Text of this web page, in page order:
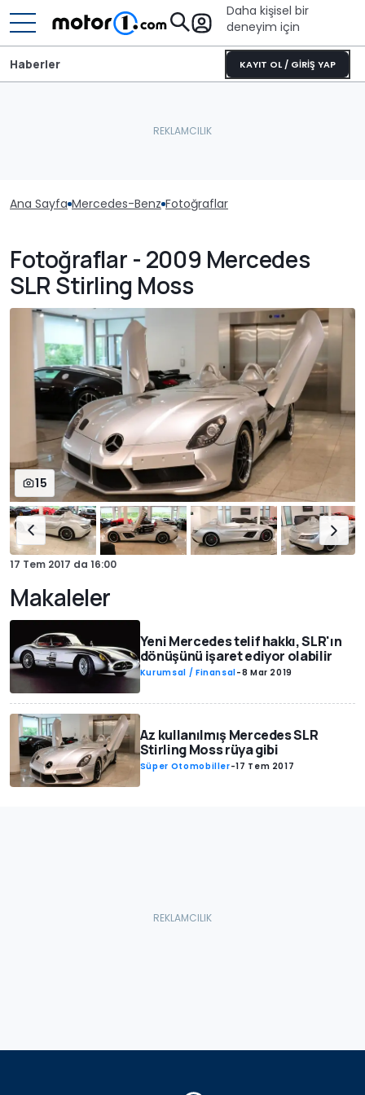
Daha kişisel bir
deneyim için
KAYIT OL / GİRİŞ YAP
Haberler
Ana Sayfa Mercedes-Benz Fotoğraflar
Fotoğraflar - 2009 Mercedes
SLR Stirling Moss
15
17 Tem 2017 da 16:00
Makaleler
Yeni Mercedes telif hakkı, SLR'ın
dönüşünü işaret ediyor olabilir
Kurumsal / Finansal-8 Mar 2019
Az kullanılmış Mercedes SLR
Stirling Moss rüya gibi
Süper Otomobiller-17 Tem 2017